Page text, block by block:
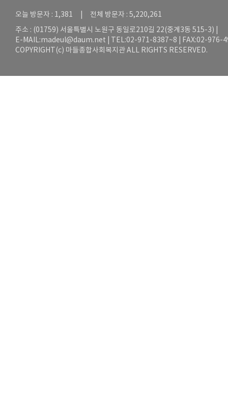
오늘 방문자 : 1,381 | 전체 방문자 : 5,220,261
주소 : (01759) 서울특별시 노원구 동일로210길 22(중계3동 515-3) |
E-MAIL:madeul@daum.net | TEL:02-971-8387~8 | FAX:02-976-
COPYRIGHT(c) 마들종합사회복지관 ALL RIGHTS RESERVED.